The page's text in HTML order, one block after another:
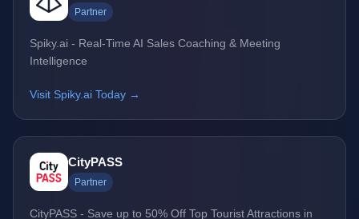
Partner
Spiky.ai - Real-Time AI Sales Coaching & Meeting
Intelligence
Visit Spiky.ai Today →
CityPASS
Partner
CityPASS - Save up to 50% Off Top Tourist Attractions in